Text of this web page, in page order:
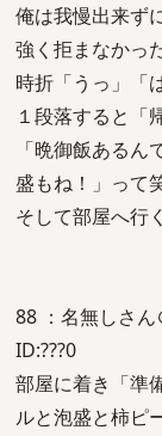
俺は我慢出来ず
強く拒まなかっ
時折「うっ」「
１段落すると「
「晩御飯ある
盛もね！」って
そして部屋へ行
88 ：名無しさ
ID:???0
部屋に着き「準
ルと泡盛と柿ピ